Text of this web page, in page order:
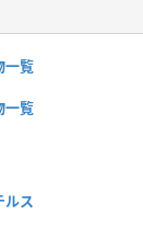
一覧
一覧
ルス